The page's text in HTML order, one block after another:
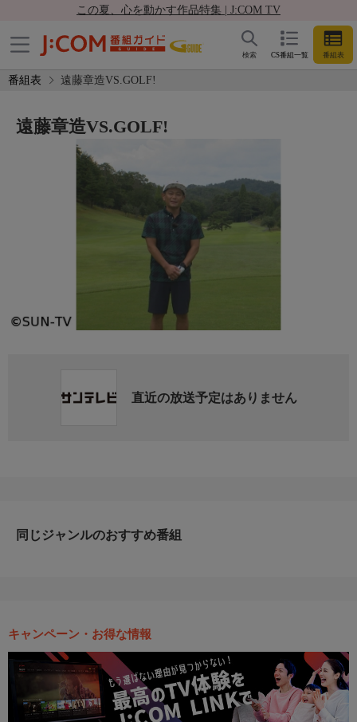
この夏、心を動かす作品特集 | J:COM TV
CS番組一覧 番組表
検索
番組表 遠藤章造VS.GOLF!
遠藤章造VS.GOLF!
直近の放送予定はありません
同じジャンルのおすすめ番組
キャンペーン・お得な情報